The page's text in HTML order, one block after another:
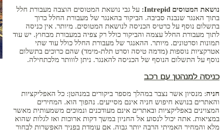
נושאת המטוסים Intrepid:
על גבי נושאת המטוסים הוצבה מעבורת חלל
בתוך האנגר שנבנה סביבה. הביקור בהאנגר של מעבורת החלל כרוך
בתשלום נוסף על כרטיס הכניסה לנושאת המטוסים. מיותר. אין כניסה
לתוך מעבורת החלל עצמה והביקור כולל רק צפיה במעבורת מבחוץ. יש עוד
תמונות וסרטונים. מיותר. ההאנגר של מעבורת החלל כולל עוד שתי
אטרקציות נוספות (מדמה טיסה וסרט תלת-מימד) שהם כרוכים בתשלום
נוסף על התשלום הנוסף של הכניסה להאנגר. ניתן לווותר מלכתחילה.
כניסה למנהטן עם רכב
חניה: מנסיון אשר נצבר במהלך מספר ביקורים במנהטן: כל האפליקציות
והאתרים בנושא חיפוש חניה אינם מסייעים. נהפוך הוא. המחירים
המצוינים באפליקציות ובאתרים אינם מעודכנים ונמוכים משמעותית מאשר
במציאות. אתה יכול לנסוע אל החניון במשך דקות ארוכות ואז לגלות שהוא
מלא והמחיר האמיתי הרבה יותר גבוה. אם עומדת בפניך האפשרות לבחור